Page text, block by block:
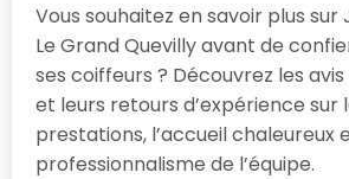
Vous souhaitez en savoir plus sur
Le Grand Quevilly avant de
ses coiffeurs ? Découvrez les
et leurs retours d’expérience sur
prestations, l’accueil chaleureux
professionnalisme de l’équipe.